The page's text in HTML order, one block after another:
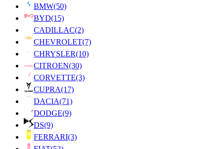
BMW(50)
BYD(15)
CADILLAC(2)
CHEVROLET(7)
CHRYSLER(10)
CITROEN(30)
CORVETTE(3)
CUPRA(17)
DACIA(71)
DODGE(9)
DS(9)
FERRARI(3)